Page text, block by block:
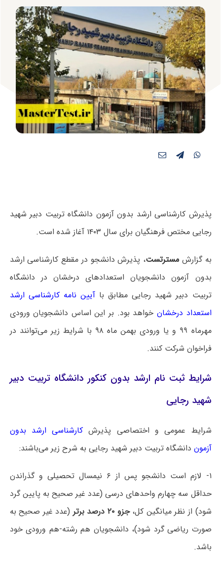
پذیرش کارشناسی ارشد بدون آزمون دانشگاه تربیت دبیر شهید
رجایی مختص فرهنگیان برای سال ۱۴۰۳ آغاز شده است.
به گزارش مسترتست، پذیرش دانشجو در مقطع کارشناسی ارشد
بدون آزمون دانشجویان استعدادهای درخشان در دانشگاه
تربیت دبیر شهید رجایی مطابق باآیین نامه کارشناسی ارشد
استعداد درخشان خواهد بود. بر این اساس دانشجویان ورودی
مهرماه ۹۹ و یا ورودی بهمن ماه ۹۸ با شرایط زیر می‌توانند در
فراخوان شرکت کنند.
شرایط ثبت نام ارشد بدون کنکور دانشگاه تربیت دبیر
شهید رجایی
شرایط عمومی و اختصاصی پذیرش کارشناسی ارشد بدون
آزمون دانشگاه ‌تربیت دبیر شهید رجایی به شرح زیر می‌باشند:
۱- لازم است دانشجو پس از ۶ نیمسال تحصیلی و گذراندن
حداقل سه چهارم واحدهای درسی (عدد غیر صحیح به پایین گرد
شود) از نظر میانگین کل،جزو ۲۰ درصد برتر
(عدد غیر صحیح به
صورت ریاضی گرد شود)، دانشجویان هم رشته-هم ورودی خود
باشد.